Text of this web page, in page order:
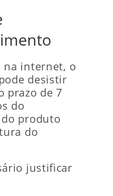
na internet, o
desistir
prazo de 7
do
produto
do
justificar